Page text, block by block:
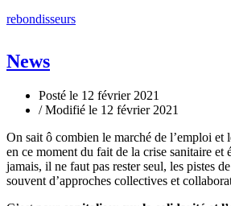
rebondisseurs
News
Posté le 12 février 2021
/ Modifié le 12 février 2021
On sait ô combien le marché de l’emploi et
en ce moment du fait de la crise sanitaire et
jamais, il ne faut pas rester seul, les pistes
souvent d’approches collectives et